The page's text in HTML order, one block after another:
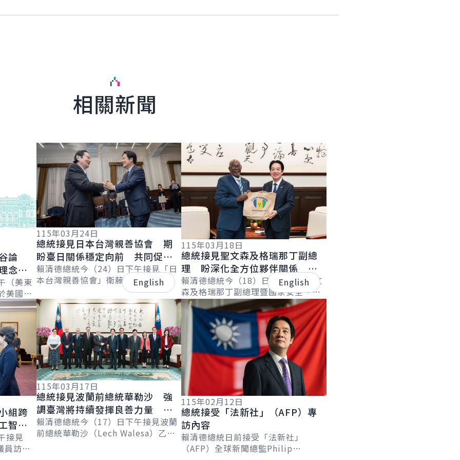
相關新聞
論
念相
繁榮
（美東
美國
&
詳細內容
115年03月24日
總統接見日本台灣親善協會 期
盼臺日關係穩定向前 共同促進
區域經濟繁榮發展
賴清德總統今（24）日下午接見「日
本台灣親善協會」衛藤征士郎會長乙
行，感謝協會長期支持臺灣，促進臺
日在各領域的交流合作。並表示，臺
日除在半導...
詳細內容
115年03月18日
總統接見聖文森及格瑞那丁副總
理 盼深化全方位夥伴關係 持
續拓展邦誼
賴清德總統今（18）日下午接見聖文
森及格瑞那丁副總理暨國家安全、災
害管理及移民部長李考克（St. Claire
Leacock）伉儷乙行時表...
組跨
智慧
接見
員訪問
詳細內容
115年03月17日
總統接見波蘭前總統華勒沙 強
調臺灣將持續發揮良善力量 成
為全球民主韌性的貢獻者
賴清德總統今（17）日下午接見波蘭
前總統華勒沙（Lech Walesa）乙
English
詳細內容
115年02月12日
總統接受「法新社」（AFP）專
訪內容
賴清德總統日前接受「法新社」
（AFP）全球新聞總監Philip
English